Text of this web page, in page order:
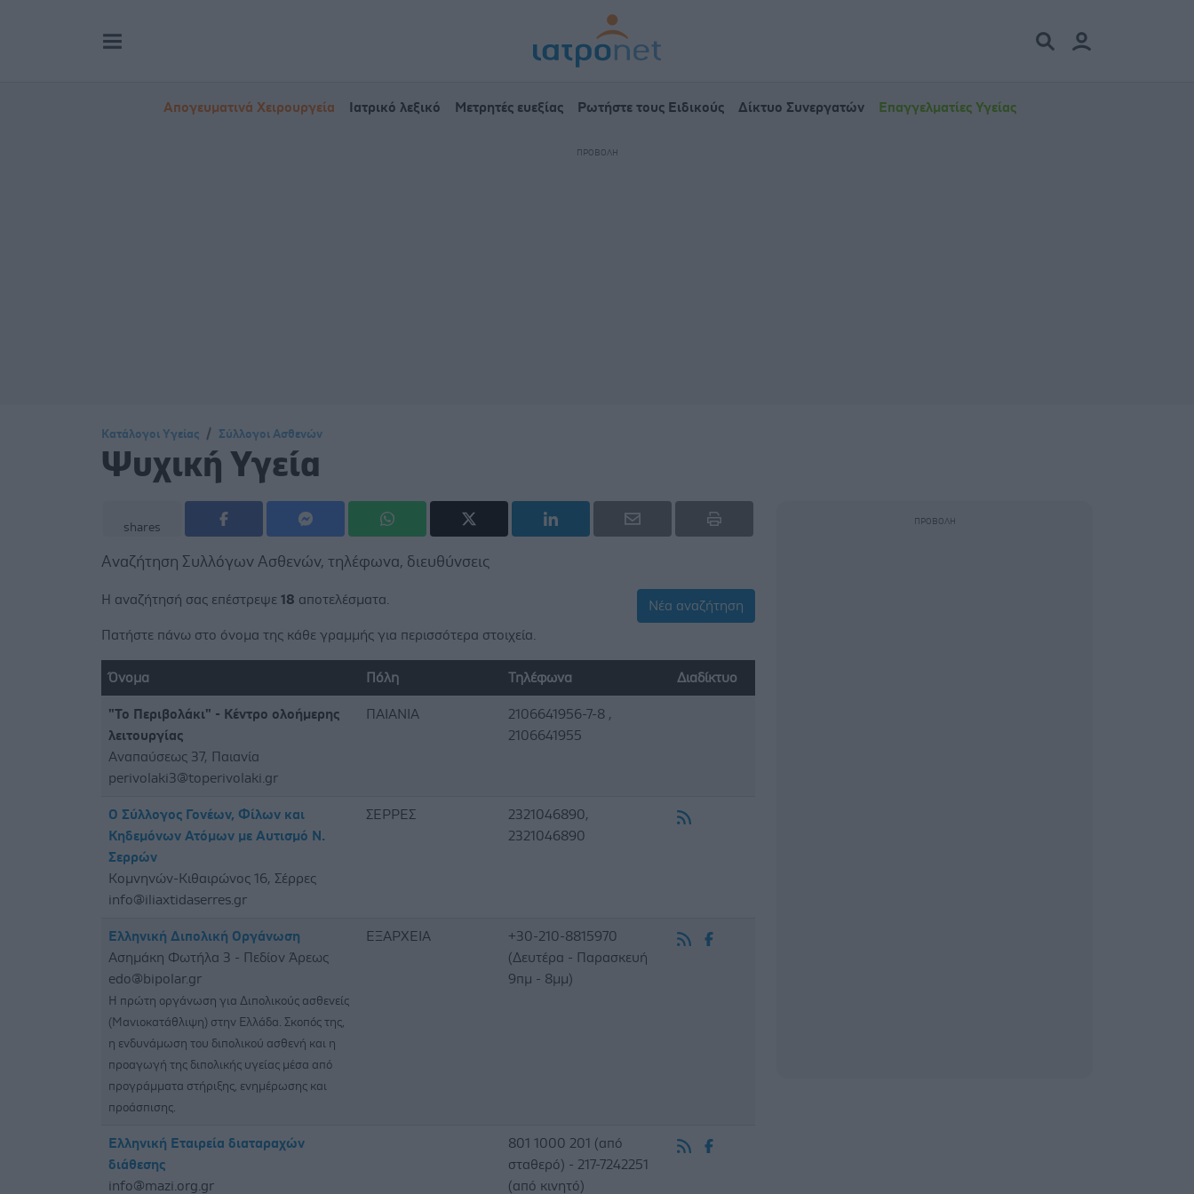
Απογευματινά Χειρουργεία Ιατρικό λεξικό Μετρητές ευεξίας Ρωτήστε τους Ειδικούς Δίκτυο Συνεργατών Επαγγελματίες Υγείας
Κατάλογοι Υγείας Σύλλογοι Ασθενών
Ψυχική Υγεία
shares
Αναζήτηση Συλλόγων Ασθενών, τηλέφωνα, διευθύνσεις
Νέα αναζήτηση
Η αναζήτησή σας επέστρεψε 18 αποτελέσματα.
Πατήστε πάνω στο όνομα της κάθε γραμμής για περισσότερα στοιχεία.
Όνομα Πόλη Τηλέφωνα Διαδίκτυο
"Το Περιβολάκι" - Κέντρο ολοήμερης
λειτουργίας
Αναπαύσεως 37, Παιανία
perivolaki3@toperivolaki.gr
ΠΑΙΑΝΙΑ
2106641956-7-8 ,
2106641955
O Σύλλογος Γονέων, Φίλων και
Κηδεμόνων Ατόμων με Αυτισμό Ν.
Σερρών
Κομνηνών-Κιθαιρώνος 16, Σέρρες
info@iliaxtidaserres.gr
ΣΕΡΡΕΣ
2321046890,
2321046890
Ελληνική Διπολική Οργάνωση
Ασημάκη Φωτήλα 3 - Πεδίον Άρεως
edo@bipolar.gr
H πρώτη οργάνωση για Διπολικούς ασθενείς
(Μανιοκατάθλιψη) στην Ελλάδα. Σκοπός της,
η ενδυνάμωση του διπολικού ασθενή και η
προαγωγή της διπολικής υγείας μέσα από
προγράμματα στήριξης, ενημέρωσης και
προάσπισης.
ΕΞΑΡΧΕΙΑ
+30-210-8815970
(Δευτέρα - Παρασκευή
9πμ - 8μμ)
Ελληνική Εταιρεία διαταραχών
διάθεσης
info@mazi.org.gr
801 1000 201 (από
σταθερό) - 217-7242251
(από κινητό)